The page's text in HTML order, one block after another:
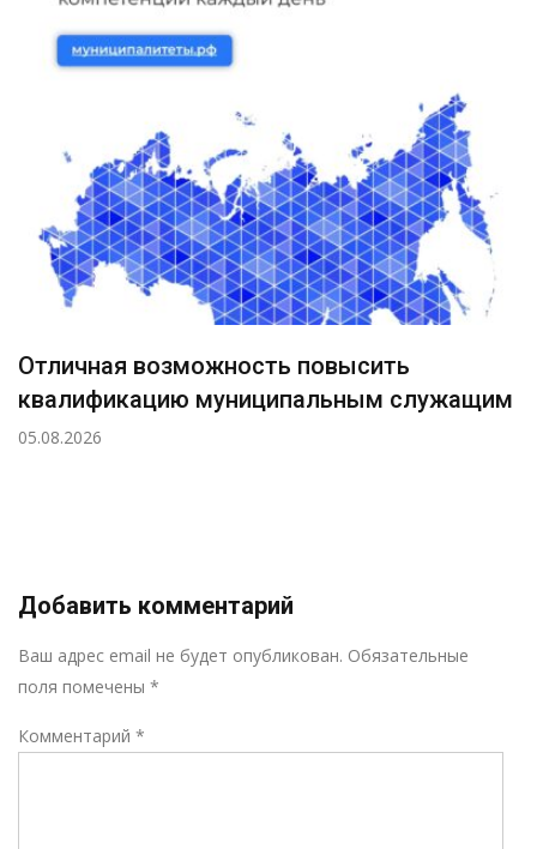
Отличная возможность повысить
квалификацию муниципальным служащим
05.08.2026
Добавить комментарий
Ваш адрес email не будет опубликован. Обязательные
поля помечены *
Комментарий *